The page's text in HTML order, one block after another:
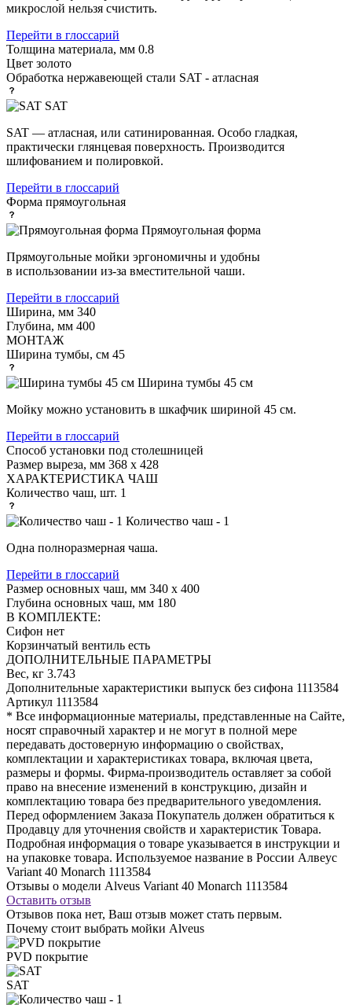
микрослой нельзя счистить.
Перейти в глоссарий
Толщина материала, мм 0.8
Цвет золото
Обработка нержавеющей стали SAT - атласная
SAT
SAT — атласная, или сатинированная. Особо гладкая,
практически глянцевая поверхность. Производится
шлифованием и полировкой.
Перейти в глоссарий
Форма прямоугольная
Прямоугольная форма
Прямоугольные мойки эргономичны и удобны
в использовании из-за вместительной чаши.
Перейти в глоссарий
Ширина, мм 340
Глубина, мм 400
МОНТАЖ
Ширина тумбы, см 45
Ширина тумбы 45 см
Мойку можно установить в шкафчик шириной 45 см.
Перейти в глоссарий
Способ установки под столешницей
Размер выреза, мм 368 x 428
ХАРАКТЕРИСТИКА ЧАШ
Количество чаш, шт. 1
Количество чаш - 1
Одна полноразмерная чаша.
Перейти в глоссарий
Размер основных чаш, мм 340 x 400
Глубина основных чаш, мм 180
В КОМПЛЕКТЕ:
Сифон нет
Корзинчатый вентиль есть
ДОПОЛНИТЕЛЬНЫЕ ПАРАМЕТРЫ
Вес, кг 3.743
Дополнительные характеристики выпуск без сифона 1113584
Артикул 1113584
* Все информационные материалы, представленные на Сайте,
носят справочный характер и не могут в полной мере
передавать достоверную информацию о свойствах,
комплектации и характеристиках товара, включая цвета,
размеры и формы. Фирма-производитель оставляет за собой
право на внесение изменений в конструкцию, дизайн и
комплектацию товара без предварительного уведомления.
Перед оформлением Заказа Покупатель должен обратиться к
Продавцу для уточнения свойств и характеристик Товара.
Подробная информация о товаре указывается в инструкции и
на упаковке товара. Используемое название в России Алвеус
Variant 40 Monarch 1113584
Отзывы о модели Alveus Variant 40 Monarch 1113584
Оставить отзыв
Отзывов пока нет, Ваш отзыв может стать первым.
Почему стоит выбрать мойки Alveus
PVD покрытие
SAT